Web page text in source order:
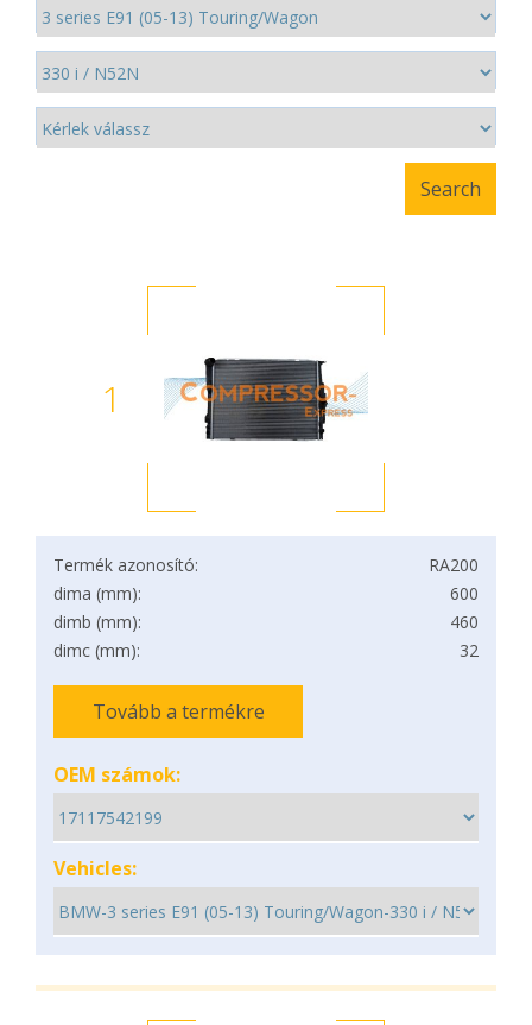
1
Termék azonosító:
RA200
dima (mm):
600
dimb (mm):
460
dimc (mm):
32
Tovább a termékre
OEM számok:
Vehicles: